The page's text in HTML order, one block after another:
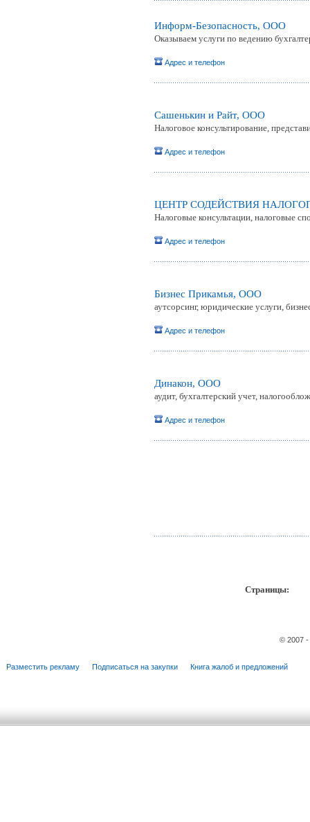
Информ-Безопасность, ООО
Оказываем услуги по ведению
Адрес и телефон
Сашенькин и Райт, ООО
Налоговое консультирование,
Адрес и телефон
ЦЕНТР СОДЕЙСТВИЯ
Налоговые консультации, налоговые
Адрес и телефон
Бизнес Прикамья, ООО
аутсорсинг, юридические услуги,
Адрес и телефон
Динакон, ООО
аудит, бухгалтерский учет,
Адрес и телефон
Страницы:
© 2007
Разместить рекламу Подписаться на закупки Книга жалоб и предложений